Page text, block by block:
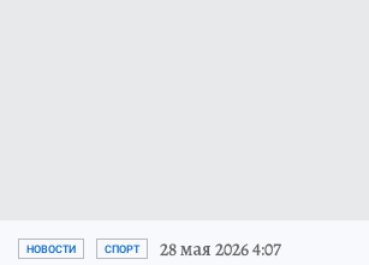
НОВОСТИ СПОРТ 28 мая 2026 4:07